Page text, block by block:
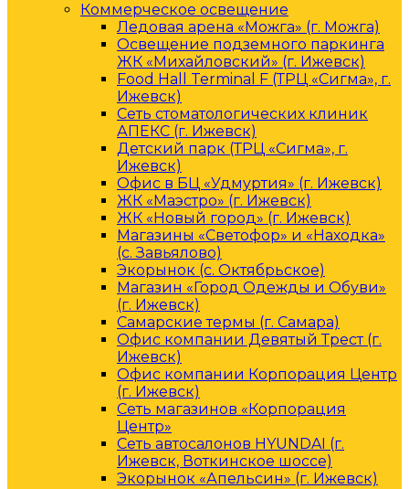
Коммерческое освещение
Ледовая арена «Можга» (г. Можга)
Освещение подземного паркинга
ЖК «Михайловский» (г. Ижевск)
Food Hall Terminal F (ТРЦ «Сигма», г.
Ижевск)
Сеть стоматологических клиник
АПЕКС (г. Ижевск)
Детский парк (ТРЦ «Сигма», г.
Ижевск)
Офис в БЦ «Удмуртия» (г. Ижевск)
ЖК «Маэстро» (г. Ижевск)
ЖК «Новый город» (г. Ижевск)
Магазины «Светофор» и «Находка»
(с. Завьялово)
Экорынок (с. Октябрьское)
Магазин «Город Одежды и Обуви»
(г. Ижевск)
Самарские термы (г. Самара)
Офис компании Девятый Трест (г.
Ижевск)
Офис компании Корпорация Центр
(г. Ижевск)
Сеть магазинов «Корпорация
Центр»
Сеть автосалонов HYUNDAI (г.
Ижевск, Воткинское шоссе)
Экорынок «Апельсин» (г. Ижевск)